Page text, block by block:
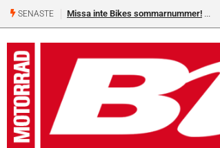
SENASTE Missa inte Bikes sommarnummer!